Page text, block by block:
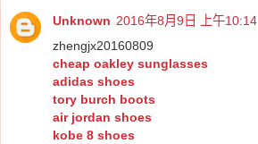
Unknown 2016年8月9日 上午10:14
zhengjx20160809
cheap oakley sunglasses
adidas shoes
tory burch boots
air jordan shoes
kobe 8 shoes